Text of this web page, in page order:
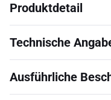
Produktdetail
Technische
Ausführliche